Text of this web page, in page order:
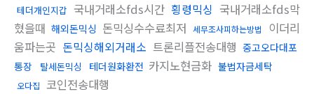
테더개인지갑 국내거래소fds시간 횡령믹싱 국내거래소fds막
혔을때 해외돈믹싱 돈믹싱수수료최저 세무조사피하는방법
이더리
움파는곳 돈믹싱해외거래소 트론리플전송대행 중고오다대포
통장
탈세돈믹싱 테더원화환전 카지노현금화 불법자금세탁
오다집 코인전송대행